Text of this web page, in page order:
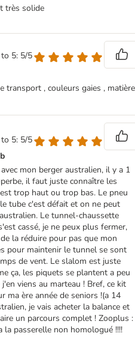
très solide
5: 5/5
transport , couleurs gaies , matière
5: 5/5
mon berger australien, il y a 1
il faut juste connaître les
trop haut ou trop bas. Le pneu
tube c'est défait et on ne peut
Le tunnel-chaussette
cassé, je ne peux plus fermer,
la réduire pour pas que mon
pour maintenir le tunnel se sont
de vent. Le slalom est juste
ça, les piquets se plantent a peu
viens au marteau ! Bref, ce kit
ma ère année de seniors !(a 14
je vais acheter la balance et
un parcours complet ! Zooplus :
passerelle non homologué !!!!